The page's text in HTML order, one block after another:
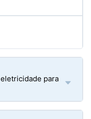
para